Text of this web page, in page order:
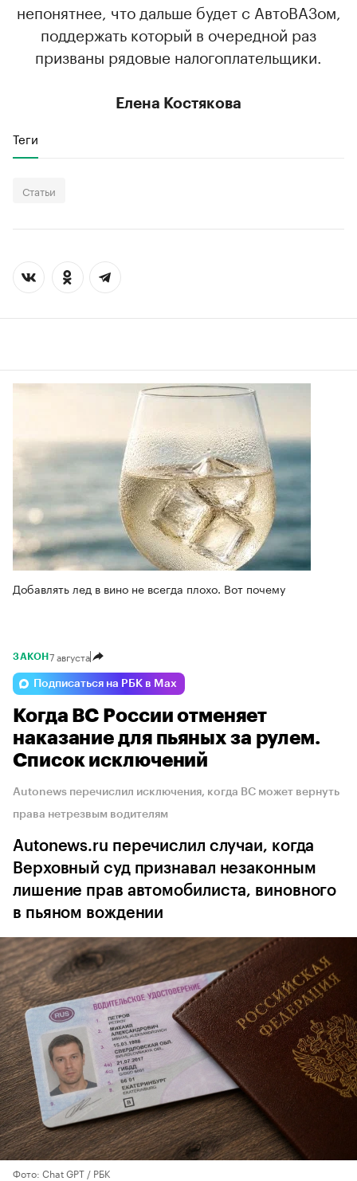
непонятнее, что дальше будет с АвтоВАЗом,
поддержать который в очередной раз
призваны рядовые налогоплательщики.
Елена Костякова
Теги
Статьи
Добавлять лед в вино не всегда плохо. Вот почему
ЗАКОН 7 августа
Подписаться на РБК в Max
Когда ВС России отменяет
наказание для пьяных за рулем.
Список исключений
Autonews перечислил исключения, когда ВС может вернуть
права нетрезвым водителям
Autonews.ru перечислил случаи, когда
Верховный суд признавал незаконным
лишение прав автомобилиста, виновного
в пьяном вождении
Фото: Chat GPT / РБК